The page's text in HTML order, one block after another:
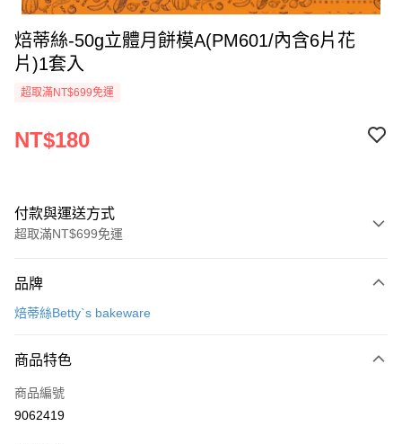
焙蒂絲-50g立體月餅模A(PM601/內含6片花
片)1套入
超取滿NT$699免運
NT$180
付款與運送方式
超取滿NT$699免運
信用卡一次付款
運送方式
• 付款後全家取貨
品牌
焙蒂絲Betty`s bakeware
商品特色
商品編號
9062419